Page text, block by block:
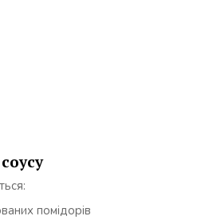
помідорів